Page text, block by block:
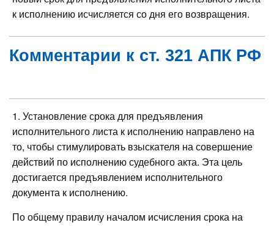
к исполнению исчисляется со дня его возвращения.
Комментарии к ст. 321 АПК РФ
1. Установление срока для предъявления
исполнительного листа к исполнению направлено на
то, чтобы стимулировать взыскателя на совершение
действий по исполнению судебного акта. Эта цель
достигается предъявлением исполнительного
документа к исполнению.
По общему правилу началом исчисления срока на